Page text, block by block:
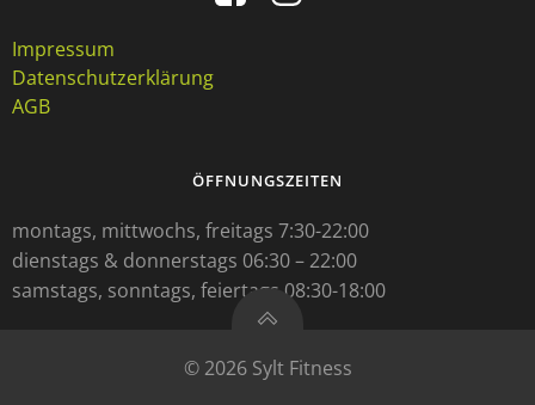
Impressum
Datenschutzerklärung
AGB
ÖFFNUNGSZEITEN
montags, mittwochs, freitags 7:30-22:00
dienstags & donnerstags 06:30 – 22:00
samstags, sonntags, feiertags 08:30-18:00
© 2026 Sylt Fitness